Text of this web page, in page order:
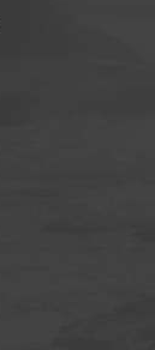
Wenn Sie die